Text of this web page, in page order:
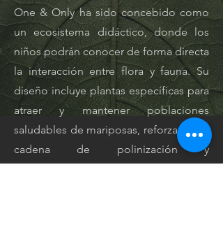
One & Only ha sido concebido como
un ecosistema didáctico, donde los
niños podrán conocer de forma directa
la interacción entre flora y fauna. Su
diseño incluye plantas específicas para
atraer y mantener poblaciones
saludables de mariposas, reforzando la
cadena de polinización y